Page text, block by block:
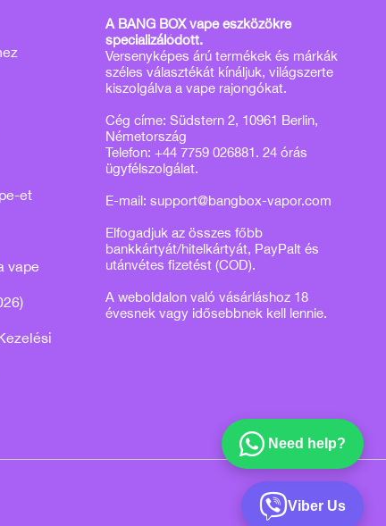
et
vape
A BANG BOX vape eszközökre
specializálódott.
Versenyképes árú termékek és márkák
széles választékát kínáljuk, világszerte
kiszolgálva a vape rajongókat.
Cég címe: Südstern 2, 10961 Berlin,
Németország
Telefon: +44 7759 026881. 24 órás
ügyfélszolgálat.
E-mail: support@bangbox-vapor.com
Elfogadjuk az összes főbb
bankkártyát/hitelkártyát, PayPalt és
utánvétes fizetést (COD).
A weboldalon való vásárláshoz 18
évesnek vagy idősebbnek kell lennie.
Viber Us
Need help?